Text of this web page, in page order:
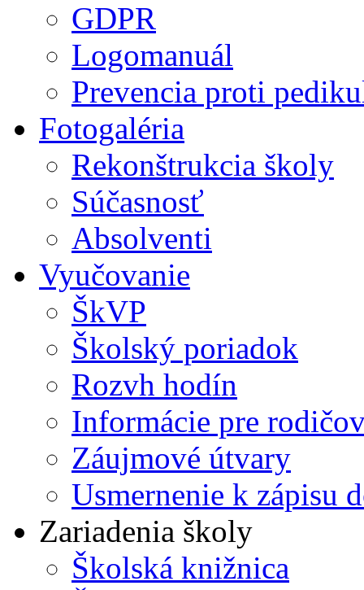
GDPR
Logomanuál
Prevencia proti
Fotogaléria
Rekonštrukcia školy
Súčasnosť
Absolventi
Vyučovanie
ŠkVP
Školský poriadok
Rozvh hodín
Informácie pre
Záujmové útvary
Usmernenie k zápisu
Zariadenia školy
Školská knižnica